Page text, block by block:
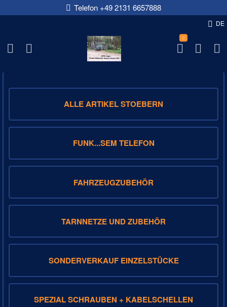
Telefon +49 2131 6657888
DE
NFM-DEPOT-SHOP
ALLE ARTIKEL STOEBERN
FUNK...SEM TELEFON
FAHRZEUGZUBEHÖR
TARNNETZE UND ZUBEHÖR
SONDERVERKAUF EINZELSTÜCKE
SPEZIAL SCHRAUBEN + KABELSCHELLEN